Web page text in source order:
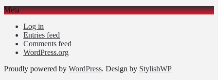
Meta
Log in
Entries feed
Comments feed
WordPress.org
Proudly powered by WordPress. Design by StylishWP